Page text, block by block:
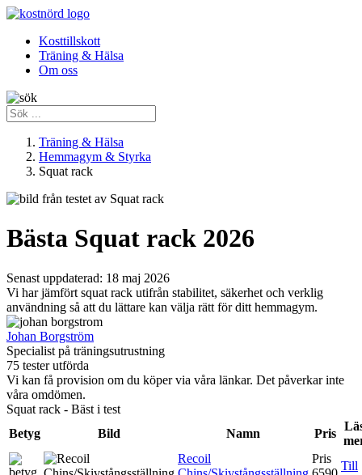
Kosttillskott
Träning & Hälsa
Om oss
Träning & Hälsa
Hemmagym & Styrka
Squat rack
Bästa Squat rack 2026
Senast uppdaterad: 18 maj 2026
Vi har jämfört squat rack utifrån stabilitet, säkerhet och verklig
användning så att du lättare kan välja rätt för ditt hemmagym.
Johan Borgström
Specialist på träningsutrustning
75 tester utförda
Vi kan få provision om du köper via våra länkar. Det påverkar inte
våra omdömen.
Squat rack - Bäst i test
Betyg
Bild Namn Pris
Recoil
Pris
Till